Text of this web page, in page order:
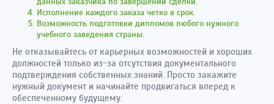
Исполнение каждого заказа четко в срок.
Возможность подготовки дипломов любого нужного
учебного заведения страны.
Не отказывайтесь от карьерных возможностей и хороших
должностей только из-за отсутствия документального
подтверждения собственных знаний. Просто закажите
нужный документ и начинайте продвигаться вперед к
обеспеченному будущему.